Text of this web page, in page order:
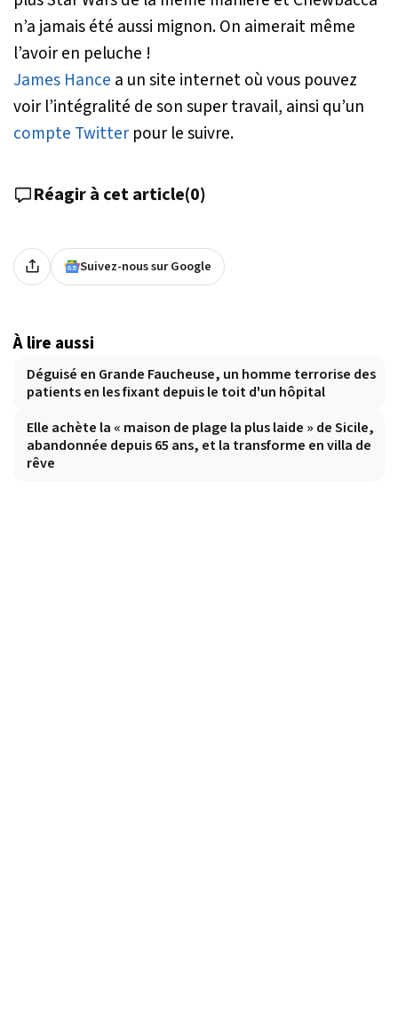
n’a jamais été aussi mignon. On aimerait même
l’avoir en peluche !
James Hance a un site internet où vous pouvez
voir l’intégralité de son super travail, ainsi qu’un
compte Twitter pour le suivre.
Réagir à cet article(0)
Suivez-nous sur Google
À lire aussi
Déguisé en Grande Faucheuse, un homme terrorise des
patients en les fixant depuis le toit d'un hôpital
Elle achète la « maison de plage la plus laide » de Sicile,
abandonnée depuis 65 ans, et la transforme en villa de
rêve